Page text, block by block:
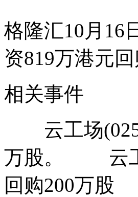
格隆汇10月16
资819万港元
相关事件
云工场
万股。 云工
回购200万股